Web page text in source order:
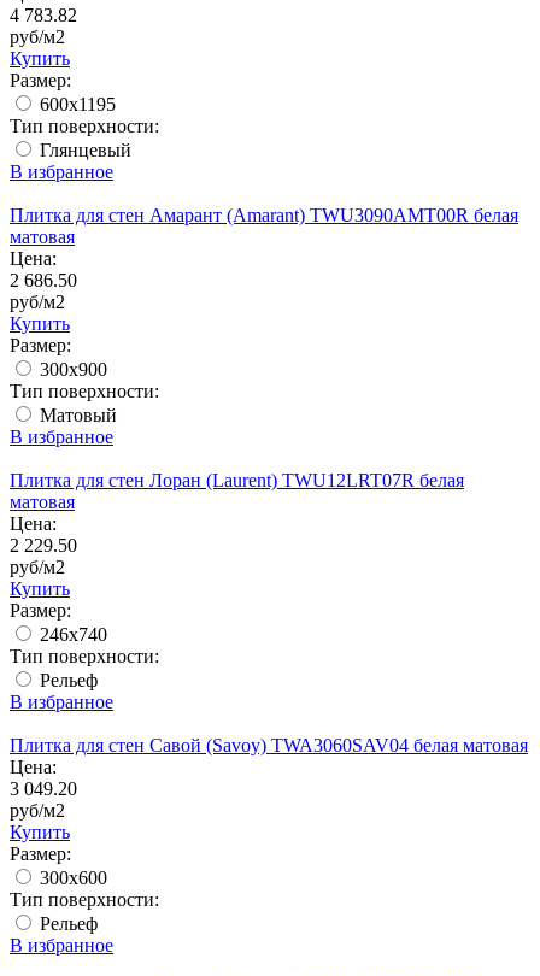
4 783.82
руб/м2
Купить
Размер:
600x1195
Тип поверхности:
Глянцевый
В избранное
Плитка для стен Амарант (Amarant) TWU3090AMT00R белая
матовая
Цена:
2 686.50
руб/м2
Купить
Размер:
300x900
Тип поверхности:
Матовый
В избранное
Плитка для стен Лоран (Laurent) TWU12LRT07R белая
матовая
Цена:
2 229.50
руб/м2
Купить
Размер:
246х740
Тип поверхности:
Рельеф
В избранное
Плитка для стен Савой (Savoy) TWA3060SAV04 белая матовая
Цена:
3 049.20
руб/м2
Купить
Размер:
300x600
Тип поверхности:
Рельеф
В избранное